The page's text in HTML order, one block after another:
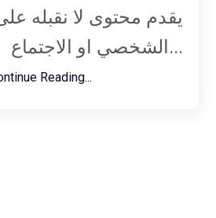
يقدم محتوى لا نقبله
الشخصي او الاجتماع...
Reading...